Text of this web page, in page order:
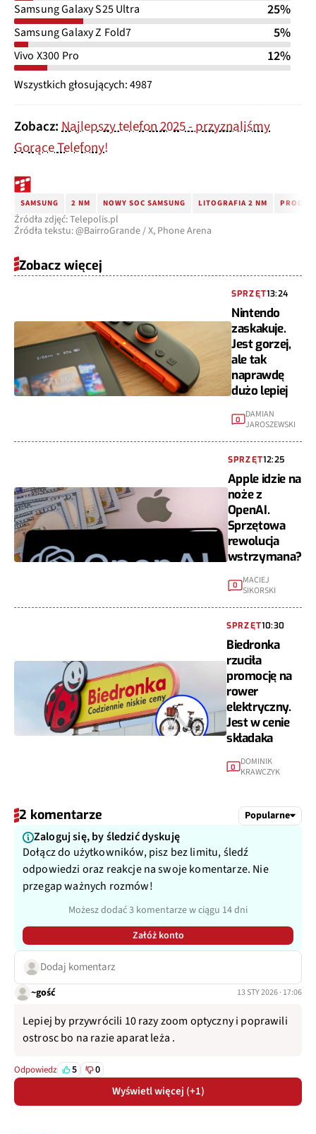
Samsung Galaxy S25 Ultra 25%
Samsung Galaxy Z Fold7 5%
Vivo X300 Pro 12%
Wszystkich głosujących: 4987
Zobacz:Najlepszy telefon 2025 - przyznaliśmy
Gorące Telefony!
SAMSUNG 2 NM NOWY SOC SAMSUNG LITOGRAFIA 2 NM PROCES
Źródła zdjęć: Telepolis.pl
Źródła tekstu: @BairroGrande / X, Phone Arena
Zobacz więcej
SPRZĘT13:24
Nintendo
zaskakuje.
Jest gorzej,
ale tak
naprawdę
dużo lepiej
0
DAMIAN
JAROSZEWSKI
SPRZĘT12:25
Apple idzie na
noże z
OpenAI.
Sprzętowa
rewolucja
wstrzymana?
0
MACIEJ
SIKORSKI
SPRZĘT10:30
Biedronka
rzuciła
promocję na
rower
elektryczny.
Jest w cenie
składaka
0
DOMINIK
KRAWCZYK
2 komentarze Popularne
Zaloguj się, by śledzić dyskuję
Dołącz do użytkowników, pisz bez limitu, śledź
odpowiedzi oraz reakcje na swoje komentarze. Nie
przegap ważnych rozmów!
Możesz dodać 3 komentarze w ciągu 14 dni
Załóż konto
Dodaj komentarz
~gość 13 STY 2026 · 17:06
Lepiej by przywrócili 10 razy zoom optyczny i poprawili
ostrosc bo na razie aparat leża .
Odpowiedz 5 0
Wyświetl więcej (+1)